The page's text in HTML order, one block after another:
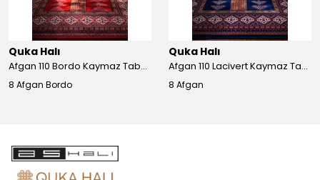
Quka Halı
Afgan 110 Bordo Kaymaz Tabanlı Yıkanabilir Afgan Halısı
8 Afgan Bordo
Quka Halı
Afgan 110 Lacivert Kaymaz Tabanlı Yıkanabilir Afgan Halısı
8 Afgan